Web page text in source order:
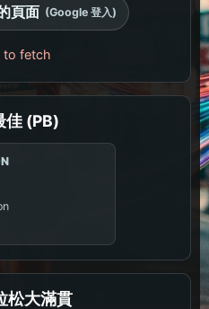
頁面 (Google 登入)
to fetch
佳 (PB)
松大滿貫